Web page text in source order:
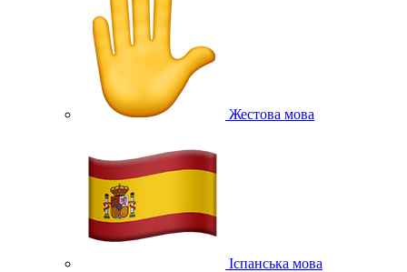
Жестова мова
Іспанська мова